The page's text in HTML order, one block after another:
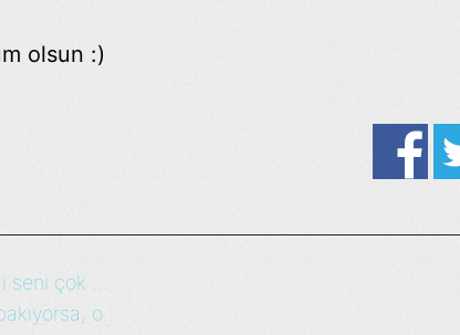
olsun :)
çok ...
o...